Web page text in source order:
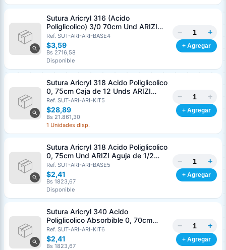
Sutura Aricryl 316 (Acido
Poliglicolico) 3/0 70cm Und ARIZI
Aguja de 1/2 Circulo Punta Conica
26mm
Ref. SUT-ARI-ARI-BASE4
$3,59
Bs 2716,58
Disponible
− +
+ Agregar
Sutura Aricryl 318 Acido Poliglicolico
0, 75cm Caja de 12 Unds ARIZI
Aguja de 1/2 Punta Cónica 26mm
Ref. SUT-ARI-ARI-KIT5
$28,89
Bs 21.861,30
1 Unidades disp.
− +
+ Agregar
Sutura Aricryl 318 Acido Poliglicolico
0, 75cm Und ARIZI Aguja de 1/2
Punta Cónica 26mm
Ref. SUT-ARI-ARI-BASE5
$2,41
Bs 1823,67
Disponible
− +
+ Agregar
Sutura Aricryl 340 Acido
Poliglicolico Absorbible 0, 70cm
Caja de 12 Unds ARIZI Aguja de 1/2
Punta Cónica 36mm
Ref. SUT-ARI-ARI-KIT6
$2,41
Bs 1823,67
− +
+ Agregar
Generar cotización
Completá los datos para emitir el PDF
Nombre o razón social
Cédula o RIF*